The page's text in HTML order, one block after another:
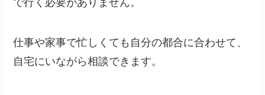
で行く必要がありません。
仕事や家事で忙しくても自分の都合に合わせて、
自宅にいながら相談できます。